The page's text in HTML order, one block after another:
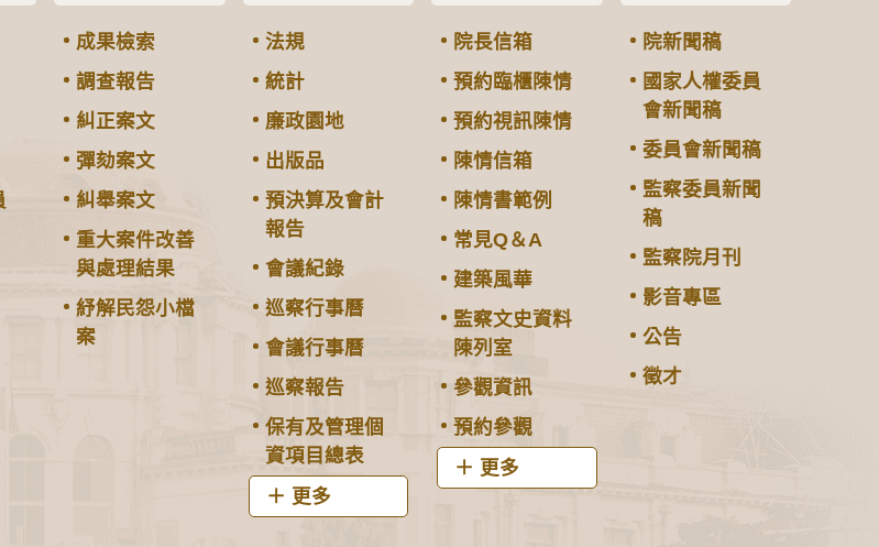
成果檢索
調查報告
糾正案文
彈劾案文
糾舉案文
重大案件改善
與處理結果
紓解民怨小檔
案
法規
統計
廉政園地
出版品
預決算及會計
報告
會議紀錄
巡察行事曆
會議行事曆
巡察報告
保有及管理個
資項目總表
更多
院長信箱
預約臨櫃陳情
預約視訊陳情
陳情信箱
陳情書範例
常見Q＆A
建築風華
監察文史資料
陳列室
參觀資訊
預約參觀
更多
院新聞稿
國家人權委員
會新聞稿
委員會新聞稿
監察委員新聞
稿
監察院月刊
影音專區
公告
徵才